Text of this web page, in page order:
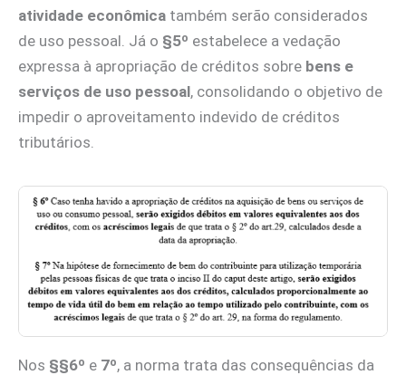
atividade econômica também serão considerados
de uso pessoal. Já o §5º estabelece a vedação
expressa à apropriação de créditos sobre bens e
serviços de uso pessoal, consolidando o objetivo de
impedir o aproveitamento indevido de créditos
tributários.
Nos §§6º e 7º, a norma trata das consequências da